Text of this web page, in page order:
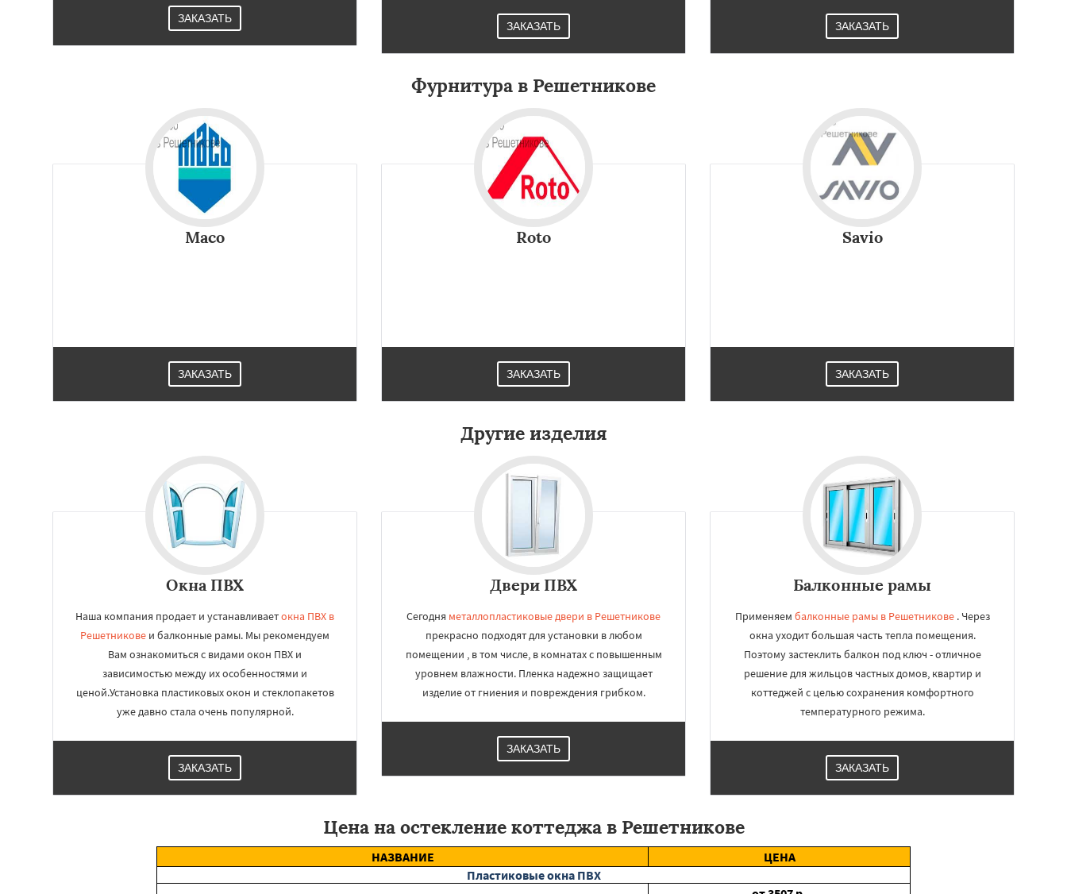
ЗАКАЗАТЬ
ЗАКАЗАТЬ ЗАКАЗАТЬ
Фурнитура в Решетникове
Maco
ЗАКАЗАТЬ
Roto
ЗАКАЗАТЬ
Savio
ЗАКАЗАТЬ
Другие изделия
Окна ПВХ
Наша компания продает и устанавливаетокна ПВХ в
Решетникове и балконные рамы. Мы рекомендуем
Вам ознакомиться с видами окон ПВХ и
зависимостью между их особенностями и
ценой.Установка пластиковых окон и стеклопакетов
уже давно стала очень популярной.
ЗАКАЗАТЬ
Двери ПВХ
Сегодня металлопластиковые двери в Решетникове
прекрасно подходят для установки в любом
помещении , в том числе, в комнатах с повышенным
уровнем влажности. Пленка надежно защищает
изделие от гниения и повреждения грибком.
ЗАКАЗАТЬ
Балконные рамы
Применяем балконные рамы в Решетникове. Через
окна уходит большая часть тепла помещения.
Поэтому застеклить балкон под ключ - отличное
решение для жильцов частных домов, квартир и
коттеджей с целью сохранения комфортного
температурного режима.
ЗАКАЗАТЬ
Цена на остекление коттеджа в Решетникове
НАЗВАНИЕ
ЦЕНА
Пластиковые окна ПВХ